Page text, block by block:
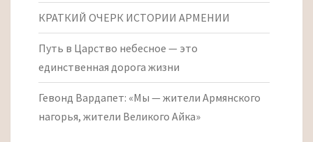
КРАТКИЙ ОЧЕРК ИСТОРИИ АРМЕНИИ
Путь в Царство небесное — это
единственная дорога жизни
Гевонд Вардапет: «Мы — жители Армянского
нагорья, жители Великого Айка»